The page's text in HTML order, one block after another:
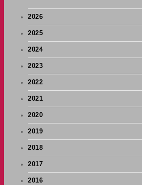
2026
2025
2024
2023
2022
2021
2020
2019
2018
2017
2016